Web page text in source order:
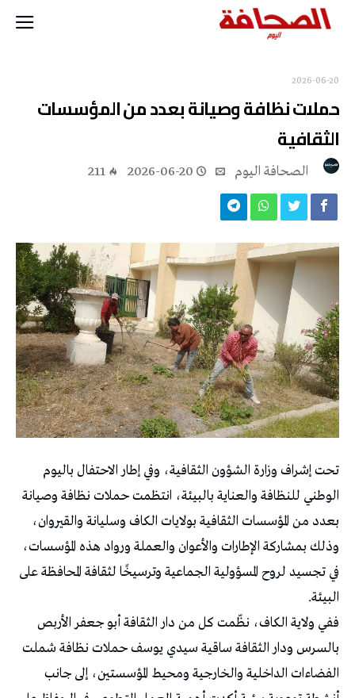
2026-06-20
حملات نظافة وصيانة بعدد من المؤسسات
الثقافية
2026-06-20
211
تحت إشراف وزارة الشؤون الثقافية، وفي إطار الاحتفال باليوم
الوطني للنظافة والعناية بالبيئة، انتظمت حملات نظافة وصيانة
بعدد من المؤسسات الثقافية بولايات الكاف وسليانة والقيروان،
وذلك بمشاركة الإطارات والأعوان والعملة ورواد هذه المؤسسات،
في تجسيد لروح المسؤولية الجماعية وترسيخًا لثقافة المحافظة على
البيئة.
ففي ولاية الكاف، نظّمت كل من دار الثقافة أبو جعفر الأربص
بالسرس ودار الثقافة ساقية سيدي يوسف حملات نظافة شملت
الفضاءات الداخلية والخارجية ومحيط المؤسستين، إلى جانب